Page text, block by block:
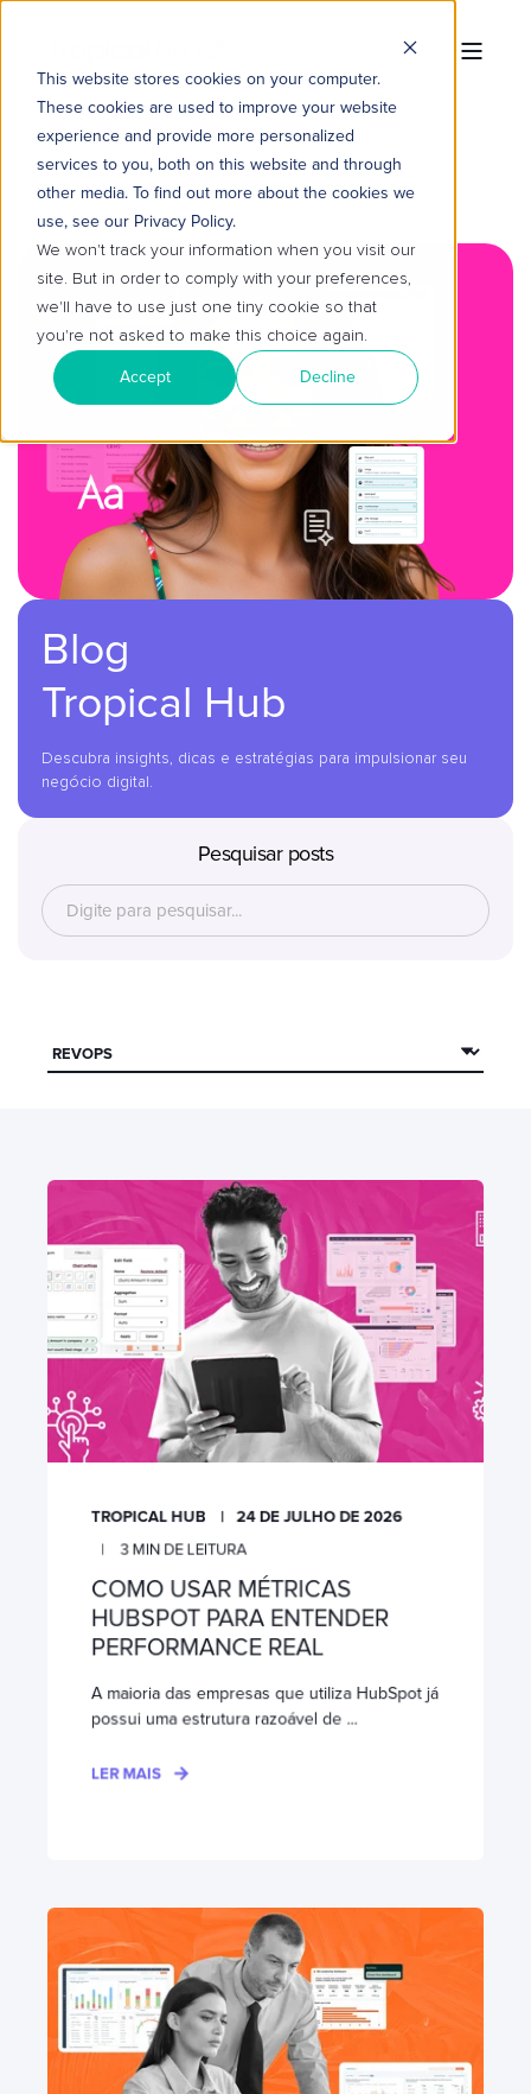
This website stores cookies on your computer.
These cookies are used to improve your website
experience and provide more personalized
services to you, both on this website and through
other media. To find out more about the cookies we
use, see our Privacy Policy.
We won't track your information when you visit our
site. But in order to comply with your preferences,
we'll have to use just one tiny cookie so that
you're not asked to make this choice again.
Accept Decline
Blog
Tropical Hub
Descubra insights, dicas e estratégias para impulsionar seu
negócio digital.
Pesquisar posts
TROPICAL HUB
24 DE JULHO DE 2026
3MIN DE LEITURA
COMO USAR MÉTRICAS
HUBSPOT PARA ENTENDER
PERFORMANCE REAL
A maioria das empresas que utiliza HubSpot já
possui uma estrutura razoável de ...
LER MAIS